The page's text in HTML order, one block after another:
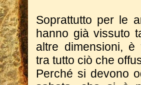
Soprattutto per le
hanno già vissuto
altre dimensioni, è
tra tutto ciò che
Perché si devono